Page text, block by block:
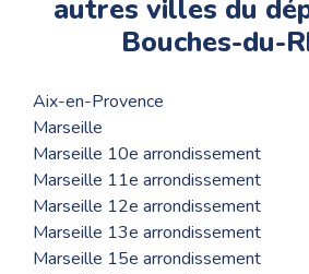
autres villes du
Bouches-du-
Aix-en-Provence
Marseille
Marseille 10e arrondissement
Marseille 11e arrondissement
Marseille 12e arrondissement
Marseille 13e arrondissement
Marseille 15e arrondissement